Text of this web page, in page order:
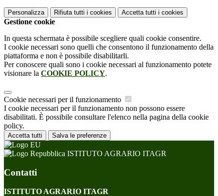
Personalizza Rifiuta tutti i cookies Accetta tutti i cookies
Gestione cookie
In questa schermata è possibile scegliere quali cookie consentire.
I cookie necessari sono quelli che consentono il funzionamento della
piattaforma e non è possibile disabilitarli.
Per conoscere quali sono i cookie necessari al funzionamento potete
visionare la COOKIE POLICY.
Cookie necessari per il funzionamento
I cookie necessari per il funzionamento non possono essere
disabilitati. È possibile consultare l'elenco nella pagina della cookie
policy.
Accetta tutti Salva le preferenze
ISTITUTO AGRARIO ITAGR
Contatti
ISTITUTO AGRARIO ITAGR